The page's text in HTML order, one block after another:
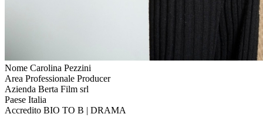
Nome Carolina Pezzini
Area Professionale Producer
Azienda Berta Film srl
Paese Italia
Accredito BIO TO B | DRAMA